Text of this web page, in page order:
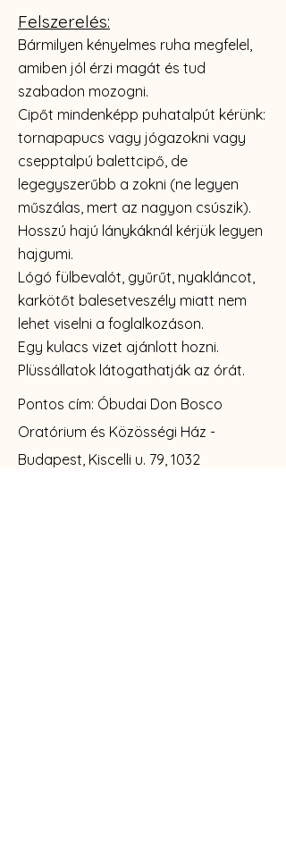
Felszerelés:
Bármilyen kényelmes ruha megfelel,
amiben jól érzi magát és tud
szabadon mozogni.
Cipőt mindenképp puhatalpút kérünk:
tornapapucs vagy jógazokni vagy
csepptalpú balettcipő, de
legegyszerűbb a zokni (ne legyen
műszálas, mert az nagyon csúszik).
Hosszú hajú lánykáknál kérjük legyen
hajgumi.
Lógó fülbevalót, gyűrűt, nyakláncot,
karkötőt balesetveszély miatt nem
lehet viselni a foglalkozáson.
Egy kulacs vizet ajánlott hozni.
Plüssállatok látogathatják az órát.
Pontos cím: Óbudai Don Bosco
Oratórium és Közösségi Ház -
Budapest, Kiscelli u. 79, 1032